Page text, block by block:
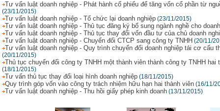
Tư vấn luật doanh nghiệp - Phát hành cổ phiếu để tăng vốn cổ phần từ
(23/11/2015)
Tư vấn luật doanh nghiệp - Tổ chức lại doanh nghiệp (23/11/2015)
Tư vấn luật doanh nghiệp - Thủ tục đăng ký bổ sung ngành nghề cho
Tư vấn luật doanh nghiệp - Thủ tục thay đổi vốn đầu tư của chủ doanh
Tư vấn luật doanh nghiệp - Chuyển đổi CTCP sang công ty TNHH (20/11/
Tư vấn luật doanh nghiệp - Quy trình chuyển đổi doanh nghiệp tái cơ cấu
(20/11/2015)
Thủ tục chuyển đổi công ty TNHH một thành viên thành công ty TNHH hai
(18/11/2015)
Tư vấn thủ tục thay đổi loại hình doanh nghiệp (18/11/2015)
Quy trình góp vốn vào công ty trách nhiệm hữu hạn hai thành viên (16/11/
Tư vấn luật doanh nghiệp - Thu hồi giấy phép kinh doanh (13/11/2015)